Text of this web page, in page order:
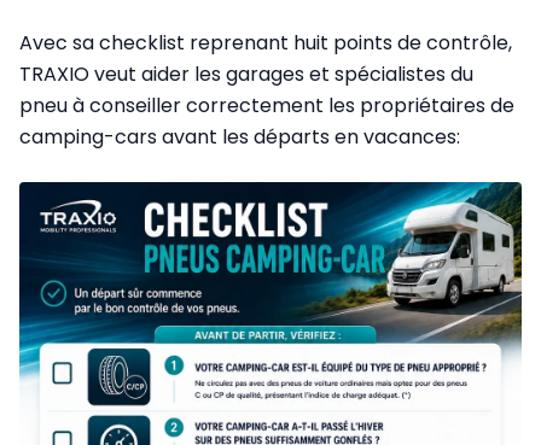
Avec sa checklist reprenant huit points de contrôle,
TRAXIO veut aider les garages et spécialistes du
pneu à conseiller correctement les propriétaires de
camping-cars avant les départs en vacances: